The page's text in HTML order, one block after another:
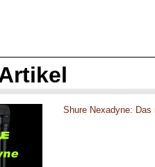
Shure Nexadyne: